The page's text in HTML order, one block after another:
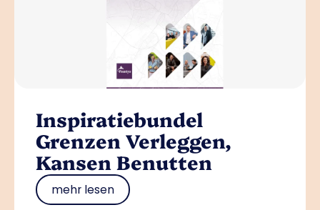
Inspiratiebundel
Grenzen Verleggen,
Kansen Benutten
mehr lesen